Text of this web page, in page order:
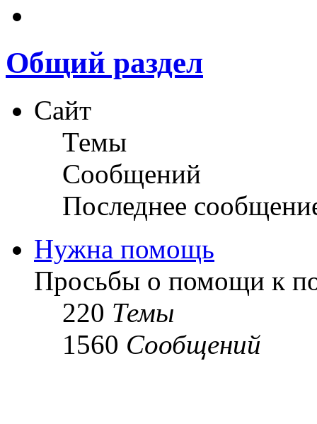
Общий раздел
Сайт
Темы
Сообщений
Последнее
Нужна помощь
Просьбы о помощи к
220 Темы
1560 Сообщений